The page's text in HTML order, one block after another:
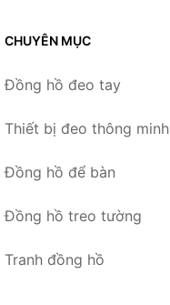
CHUYÊN MỤC
Đồng hồ đeo tay
Thiết bị đeo thông minh
Đồng hồ để bàn
Đồng hồ treo tường
Tranh đồng hồ